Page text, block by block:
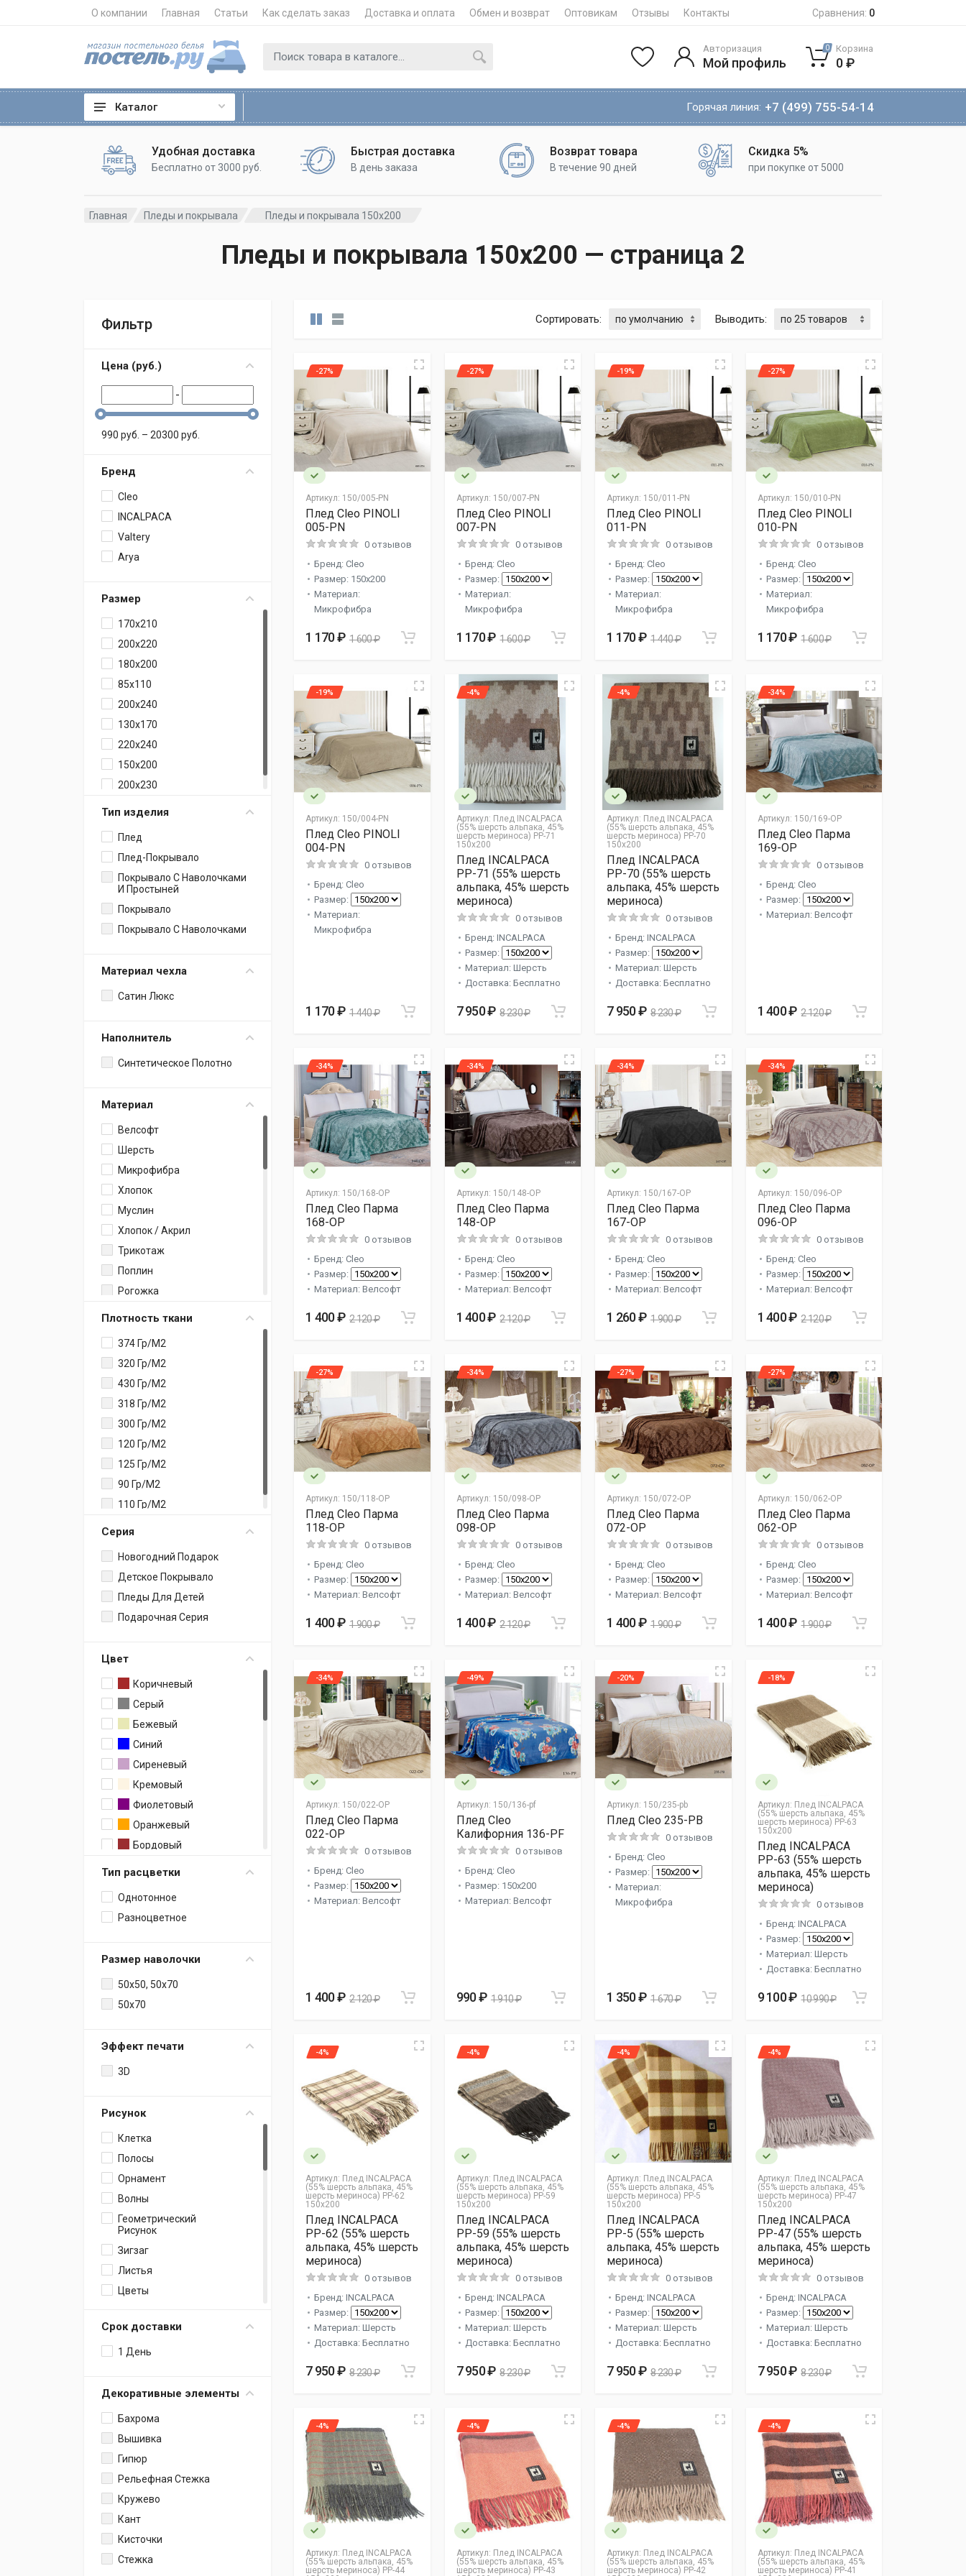
О компании Главная Статьи Как сделать заказ Доставка и оплата Обмен и возврат Оптовикам Отзывы Контакты Сравнения: 0
Каталог Горячая линия: +7 (499) 755-54-14
Авторизация
Мой профиль
0 Корзина
0 ₽
Удобная доставка
Бесплатно от 3000 руб.
Быстрая доставка
В день заказа
Возврат товара
В течение 90 дней
Скидка 5%
при покупке от 5000
Главная Пледы и покрывала Пледы и покрывала 150х200
Пледы и покрывала 150х200 — cтраница 2
Фильтр
Цена (pуб.)
-
990 pуб. – 20300 pуб.
Бренд
Cleo
INCALPACA
Valtery
Arya
Размер
170x210
200x220
180x200
85x110
200x240
130x170
220x240
150x200
200x230
Тип изделия
Плед
Плед-Покрывало
Покрывало С Наволочками
И Простыней
Покрывало
Покрывало С Наволочками
Материал чехла
Сатин Люкс
Наполнитель
Синтетическое Полотно
Материал
Велсофт
Шерсть
Микрофибра
Хлопок
Муслин
Хлопок / Акрил
Трикотаж
Поплин
Рогожка
Хлопок / Вискоза
Гобелен
Акрил
Микросатин
Вискоза / Акрил
Вафельная Ткань
Жаккард
Сатин+Жаккард
Атлас
Полиэстер
Софткоттон
Махра
Велюр
Бархат
Хлопок / Полиэстер
Плотность ткани
374 Гр/м2
320 Гр/м2
430 Гр/м2
318 Гр/м2
300 Гр/м2
120 Гр/м2
125 Гр/м2
90 Гр/м2
110 Гр/м2
Серия
Новогодний Подарок
Детское Покрывало
Пледы Для Детей
Подарочная Серия
Цвет
Коричневый
Серый
Бежевый
Синий
Сиреневый
Кремовый
Фиолетовый
Оранжевый
Бордовый
Мятный
Оливковый
Фисташковый
Марсала
Белый
Коралловый
Бирюзовый
Горчичный
Мурена
Тип расцветки
Однотонное
Разноцветное
Размер наволочки
50х50, 50х70
50х70
Эффект печати
3D
Рисунок
Клетка
Полосы
Орнамент
Волны
Геометрический
Рисунок
Зигзаг
Листья
Цветы
Волк
Белка
Пэчворк
Срок доставки
1 День
Декоративные элементы
Бахрома
Вышивка
Гипюр
Рельефная Стежка
Кружево
Кант
Кисточки
Стежка
Сортировать: Выводить:
Артикул: 150/005-PN
-27%
Плед Cleo PINOLI
005-PN
0 отзывов
Бренд: Cleo
Размер: 150x200
Материал:
Микрофибра
1 170 ₽ 1 600 ₽
Артикул: 150/007-PN
-27%
Плед Cleo PINOLI
007-PN
0 отзывов
Бренд: Cleo
Размер:
Материал:
Микрофибра
1 170 ₽ 1 600 ₽
Артикул: 150/011-PN
-19%
Плед Cleo PINOLI
011-PN
0 отзывов
Бренд: Cleo
Размер:
Материал:
Микрофибра
1 170 ₽ 1 440 ₽
Артикул: 150/010-PN
-27%
Плед Cleo PINOLI
010-PN
0 отзывов
Бренд: Cleo
Размер:
Материал:
Микрофибра
1 170 ₽ 1 600 ₽
Артикул: 150/004-PN
-19%
Плед Cleo PINOLI
004-PN
0 отзывов
Бренд: Cleo
Размер:
Материал:
Микрофибра
1 170 ₽ 1 440 ₽
Артикул: Плед INCALPACA
(55% шерсть альпака, 45%
шерсть мериноса) PP-71
150x200
-4%
Плед INCALPACA
PP-71 (55% шерсть
альпака, 45% шерсть
мериноса)
0 отзывов
Бренд: INCALPACA
Размер:
Материал: Шерсть
Доставка: Бесплатно
7 950 ₽ 8 230 ₽
Артикул: Плед INCALPACA
(55% шерсть альпака, 45%
шерсть мериноса) PP-70
150x200
-4%
Плед INCALPACA
PP-70 (55% шерсть
альпака, 45% шерсть
мериноса)
0 отзывов
Бренд: INCALPACA
Размер:
Материал: Шерсть
Доставка: Бесплатно
7 950 ₽ 8 230 ₽
Артикул: 150/169-OP
-34%
Плед Cleo Парма
169-OP
0 отзывов
Бренд: Cleo
Размер:
Материал: Велсофт
1 400 ₽ 2 120 ₽
Артикул: 150/168-OP
-34%
Плед Cleo Парма
168-OP
0 отзывов
Бренд: Cleo
Размер:
Материал: Велсофт
1 400 ₽ 2 120 ₽
Артикул: 150/148-OP
-34%
Плед Cleo Парма
148-OP
0 отзывов
Бренд: Cleo
Размер:
Материал: Велсофт
1 400 ₽ 2 120 ₽
Артикул: 150/167-OP
-34%
Плед Cleo Парма
167-OP
0 отзывов
Бренд: Cleo
Размер:
Материал: Велсофт
1 260 ₽ 1 900 ₽
Артикул: 150/096-OP
-34%
Плед Cleo Парма
096-OP
0 отзывов
Бренд: Cleo
Размер:
Материал: Велсофт
1 400 ₽ 2 120 ₽
Артикул: 150/118-OP
-27%
Плед Cleo Парма
118-OP
0 отзывов
Бренд: Cleo
Размер:
Материал: Велсофт
1 400 ₽ 1 900 ₽
Артикул: 150/098-OP
-34%
Плед Cleo Парма
098-OP
0 отзывов
Бренд: Cleo
Размер:
Материал: Велсофт
1 400 ₽ 2 120 ₽
Артикул: 150/072-OP
-27%
Плед Cleo Парма
072-OP
0 отзывов
Бренд: Cleo
Размер:
Материал: Велсофт
1 400 ₽ 1 900 ₽
Артикул: 150/062-OP
-27%
Плед Cleo Парма
062-OP
0 отзывов
Бренд: Cleo
Размер:
Материал: Велсофт
1 400 ₽ 1 900 ₽
Артикул: 150/022-OP
-34%
Плед Cleo Парма
022-OP
0 отзывов
Бренд: Cleo
Размер:
Материал: Велсофт
1 400 ₽ 2 120 ₽
Артикул: 150/136-pf
-49%
Плед Cleo
Калифорния 136-PF
0 отзывов
Бренд: Cleo
Размер: 150x200
Материал: Велсофт
990 ₽ 1 910 ₽
Артикул: 150/235-pb
-20%
Плед Cleo 235-PB
0 отзывов
Бренд: Cleo
Размер:
Материал:
Микрофибра
1 350 ₽ 1 670 ₽
Артикул: Плед INCALPACA
(55% шерсть альпака, 45%
шерсть мериноса) PP-63
150x200
-18%
Плед INCALPACA
PP-63 (55% шерсть
альпака, 45% шерсть
мериноса)
0 отзывов
Бренд: INCALPACA
Размер:
Материал: Шерсть
Доставка: Бесплатно
9 100 ₽ 10 990 ₽
Артикул: Плед INCALPACA
(55% шерсть альпака, 45%
шерсть мериноса) PP-62
150x200
-4%
Плед INCALPACA
PP-62 (55% шерсть
альпака, 45% шерсть
мериноса)
0 отзывов
Бренд: INCALPACA
Размер:
Материал: Шерсть
Доставка: Бесплатно
7 950 ₽ 8 230 ₽
Артикул: Плед INCALPACA
(55% шерсть альпака, 45%
шерсть мериноса) PP-59
150x200
-4%
Плед INCALPACA
PP-59 (55% шерсть
альпака, 45% шерсть
мериноса)
0 отзывов
Бренд: INCALPACA
Размер:
Материал: Шерсть
Доставка: Бесплатно
7 950 ₽ 8 230 ₽
Артикул: Плед INCALPACA
(55% шерсть альпака, 45%
шерсть мериноса) PP-5
150x200
-4%
Плед INCALPACA
PP-5 (55% шерсть
альпака, 45% шерсть
мериноса)
0 отзывов
Бренд: INCALPACA
Размер:
Материал: Шерсть
Доставка: Бесплатно
7 950 ₽ 8 230 ₽
Артикул: Плед INCALPACA
(55% шерсть альпака, 45%
шерсть мериноса) PP-47
150x200
-4%
Плед INCALPACA
PP-47 (55% шерсть
альпака, 45% шерсть
мериноса)
0 отзывов
Бренд: INCALPACA
Размер:
Материал: Шерсть
Доставка: Бесплатно
7 950 ₽ 8 230 ₽
Артикул: Плед INCALPACA
(55% шерсть альпака, 45%
шерсть мериноса) PP-44
-4%
Артикул: Плед INCALPACA
(55% шерсть альпака, 45%
шерсть мериноса) PP-43
-4%
Артикул: Плед INCALPACA
(55% шерсть альпака, 45%
шерсть мериноса) PP-42
-4%
Артикул: Плед INCALPACA
(55% шерсть альпака, 45%
шерсть мериноса) PP-41
-4%